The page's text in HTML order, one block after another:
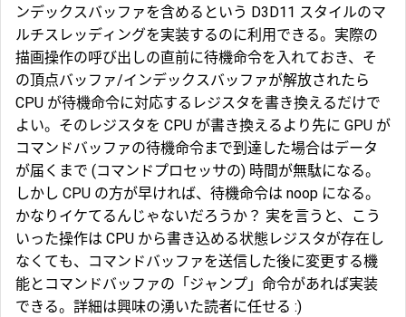
ンデックスバッファを含めるという D3D11 スタイルのマ
ルチスレッディングを実装するのに利用できる。実際の
描画操作の呼び出しの直前に待機命令を入れておき、そ
の頂点バッファ/インデックスバッファが解放されたら
CPU が待機命令に対応するレジスタを書き換えるだけで
よい。そのレジスタを CPU が書き換えるより先に GPU が
コマンドバッファの待機命令まで到達した場合はデータ
が届くまで (コマンドプロセッサの) 時間が無駄になる。
しかし CPU の方が早ければ、待機命令は noop になる。
かなりイケてるんじゃないだろうか？ 実を言うと、こう
いった操作は CPU から書き込める状態レジスタが存在し
なくても、コマンドバッファを送信した後に変更する機
能とコマンドバッファの「ジャンプ」命令があれば実装
できる。詳細は興味の湧いた読者に任せる :)